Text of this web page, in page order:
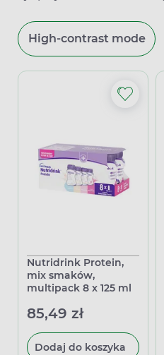
High-contrast mode
Nutridrink Protein,
mix smaków,
multipack 8 x 125 ml
85,49 zł
Dodaj do koszyka